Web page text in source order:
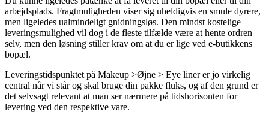
arbejdsplads. Fragtmuligheden viser sig uheldigvis en smule dyrere,
men ligeledes ualmindeligt gnidningsløs. Den mindst kostelige
leveringsmulighed vil dog i de fleste tilfælde være at hente ordren
selv, men den løsning stiller krav om at du er lige ved e-butikkens
bopæl.
Leveringstidspunktet på Makeup >Øjne > Eye liner er jo virkelig
central når vi står og skal bruge din pakke fluks, og af den grund er
det selvsagt relevant at man ser nærmere på tidshorisonten for
levering ved den respektive vare.